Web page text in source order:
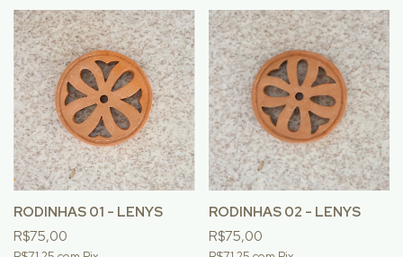
RODINHAS 01 - LENYS
R$75,00
RODINHAS 02 - LENYS
R$75,00